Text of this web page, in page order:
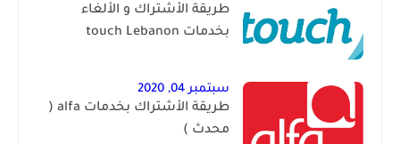
طريقة الأشتراك و الألغاء
بخدمات touch Lebanon
سبتمبر 04, 2020
طريقة الأشتراك بخدمات alfa (
محدث )